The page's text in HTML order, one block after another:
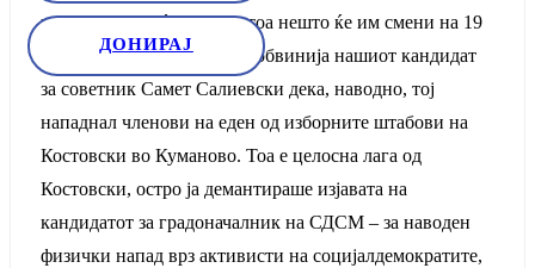
ДОНИРАЈ
поени, надевајќи се дека тоа нешто ќе им смени на 19
октомври на изборите. Го обвинија нашиот кандидат
за советник Самет Салиевски дека, наводно, тој
нападнал членови на еден од изборните штабови на
Костовски во Куманово. Тоа е целосна лага од
Костовски, остро ја демантираше изјавата на
кандидатот за градоначалник на СДСМ – за наводен
физички напад врз активисти на социјалдемократите,